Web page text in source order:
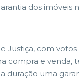
dos imóveis
com
e venda,
duração uma